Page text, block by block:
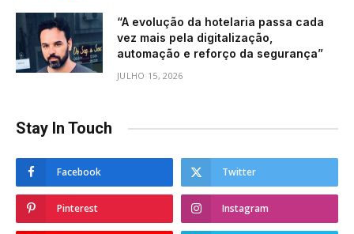
“A evolução da hotelaria passa cada
vez mais pela digitalização,
automação e reforço da segurança”
JULHO 15, 2026
Stay In Touch
Facebook Twitter
Pinterest Instagram